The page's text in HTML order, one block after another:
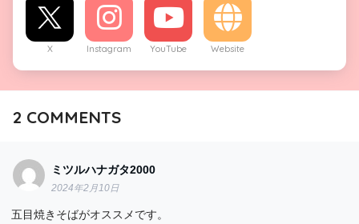
X Instagram YouTube Website
2 COMMENTS
ミツルハナガタ2000
2024年2月10日
五目焼きそばがオススメです。